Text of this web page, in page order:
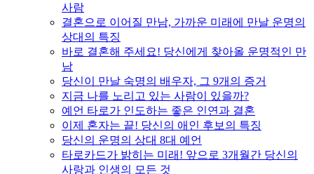
사람
결혼으로 이어질 만남, 가까운 미래에 만날 운명의
상대의 특징
바로 결혼해 주세요! 당신에게 찾아올 운명적인 만
남
당신이 만날 숙명의 배우자, 그 9개의 증거
지금 나를 노리고 있는 사람이 있을까?
예언 타로가 인도하는 좋은 인연과 결혼
이제 혼자는 끝! 당신의 애인 후보의 특징
당신의 운명의 상대 8대 예언
타로카드가 밝히는 미래! 앞으로 3개월간 당신의
사랑과 인생의 모든 것